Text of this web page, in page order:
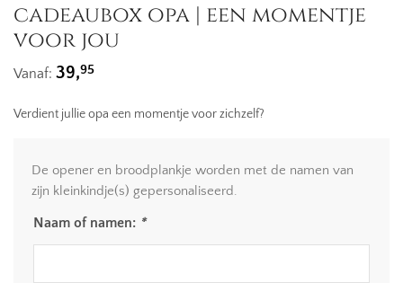
cadeaubox opa | een momentje
voor jou
Vanaf: 39,95
Verdient jullie opa een momentje voor zichzelf?
De opener en broodplankje worden met de namen van
zijn kleinkindje(s) gepersonaliseerd.
Naam of namen: *